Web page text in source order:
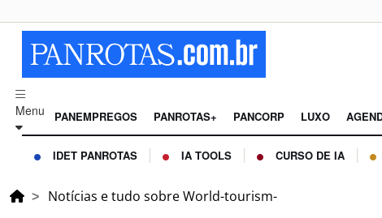
Menu PANEMPREGOS PANROTAS+ PANCORP LUXO
IDET PANROTAS IA TOOLS CURSO DE IA
Notícias e tudo sobre World-tourism-